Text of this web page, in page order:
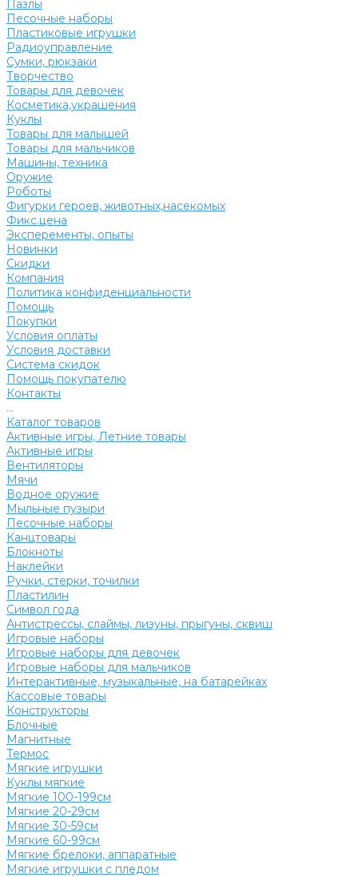
Пазлы
Песочные наборы
Пластиковые игрушки
Радиоуправление
Сумки, рюкзаки
Творчество
Товары для девочек
Косметика,украшения
Куклы
Товары для малышей
Товары для мальчиков
Машины, техника
Оружие
Роботы
Фигурки героев, животных,насекомых
Фикс.цена
Эксперементы, опыты
Новинки
Скидки
Компания
Политика конфиденциальности
Помощь
Покупки
Условия оплаты
Условия доставки
Система скидок
Помощь покупателю
Контакты
...
Каталог товаров
Активные игры, Летние товары
Активные игры
Вентиляторы
Мячи
Водное оружие
Мыльные пузыри
Песочные наборы
Канцтовары
Блокноты
Наклейки
Ручки, стерки, точилки
Пластилин
Символ года
Антистрессы, слаймы, лизуны, прыгуны, сквиш
Игровые наборы
Игровые наборы для девочек
Игровые наборы для мальчиков
Интерактивные, музыкальные, на батарейках
Кассовые товары
Конструкторы
Блочные
Магнитные
Термос
Мягкие игрушки
Куклы мягкие
Мягкие 100-199см
Мягкие 20-29см
Мягкие 30-59см
Мягкие 60-99см
Мягкие брелоки, аппаратные
Мягкие игрушки с пледом